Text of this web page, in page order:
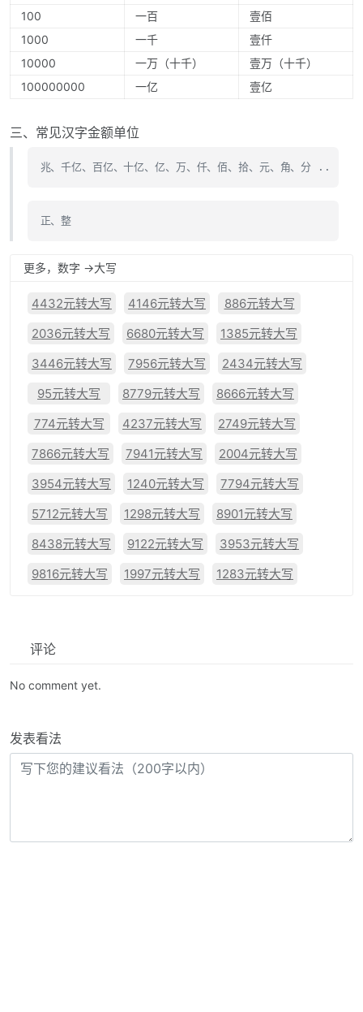
100
一百
壹佰
1000
一千
壹仟
10000
一万（十千）
壹万（十千）
100000000
一亿 壹亿
三、常见汉字金额单位
兆、千亿、百亿、十亿、亿、万、仟、佰、拾、元、角、分 ..
正、整
更多，数字 ->大写
4432元转大写 4146元转大写
886元转大写
2036元转大写
6680元转大写
1385元转大写
3446元转大写
7956元转大写
2434元转大写
95元转大写
8779元转大写
8666元转大写
774元转大写
4237元转大写
2749元转大写
7866元转大写
7941元转大写
2004元转大写
3954元转大写
1240元转大写
7794元转大写
5712元转大写
1298元转大写
8901元转大写
8438元转大写
9122元转大写
3953元转大写
9816元转大写
1997元转大写 1283元转大写
评论
No comment yet.
发表看法